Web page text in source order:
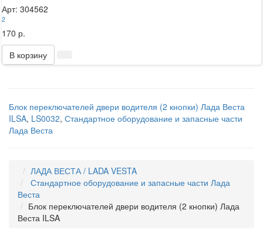
Арт: 304562
2
170 р.
В корзину
Блок переключателей двери водителя (2 кнопки) Лада Веста
ILSA, LS0032, Стандартное оборудование и запасные части
Лада Веста
ЛАДА ВЕСТА / LADA VESTA
Стандартное оборудование и запасные части Лада
Веста
Блок переключателей двери водителя (2 кнопки) Лада
Веста ILSA